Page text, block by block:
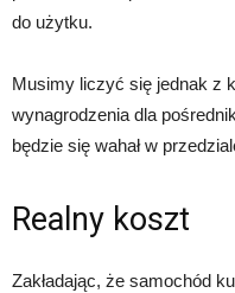
do użytku.
Musimy liczyć się jednak z
wynagrodzenia dla
będzie się wahał w
Realny koszt
Zakładając, że samochód